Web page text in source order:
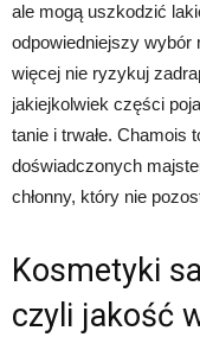
ale mogą uszkodzić
odpowiedniejszy wybór
więcej nie ryzykuj
jakiejkolwiek części
tanie i trwałe. Chamois
doświadczonych
chłonny, który nie
Kosmetyki
czyli jakość